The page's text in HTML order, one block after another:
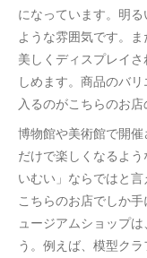
になっています。明
ような雰囲気です。
美しくディスプレイ
しめます。商品のバ
入るのがこちらのお店
博物館や美術館で開
だけで楽しくなるよ
いむい」ならではと言
こちらのお店でしか
ュージアムショップ
う。例えば、模型ク